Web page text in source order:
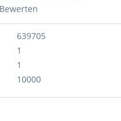
Bewerten
639705
1
1
10000